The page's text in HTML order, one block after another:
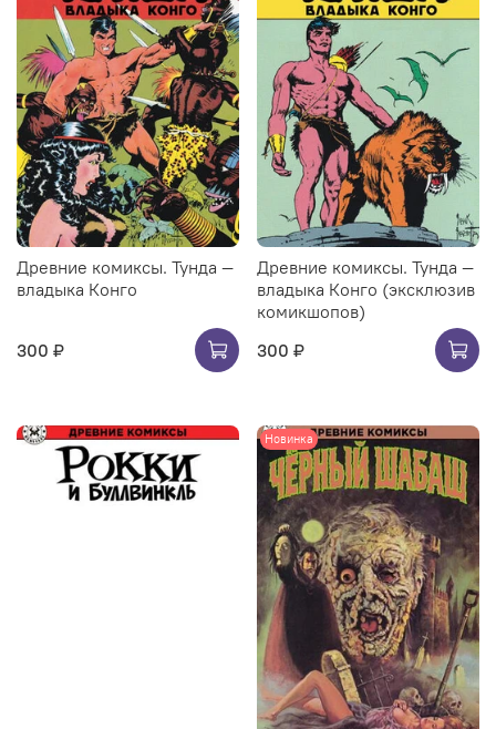
Древние комиксы. Тунда —
владыка Конго
300 ₽
Древние комиксы. Тунда —
владыка Конго (эксклюзив
комикшопов)
300 ₽
Новинка